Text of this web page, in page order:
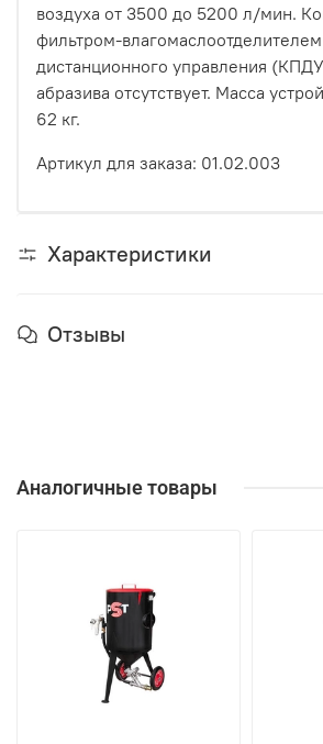
воздуха от 3500 до 5200 л/мин.
фильтром-
дистанционного управления
абразива отсутствует. Масса
62 кг.
Артикул для заказа: 01.02.003
Характеристики
Отзывы
Аналогичные товары